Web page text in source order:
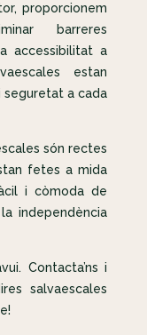
proporcionem
barreres
accessibilitat a
estan
a cada
són rectes
fetes a mida
i còmoda de
independència
Contacta’ns i
salvaescales